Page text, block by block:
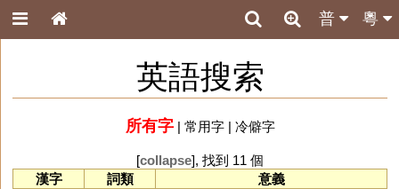
粵
普
英語搜索
所有字| 常用字| 冷僻字
[collapse], 找到 11 個
漢字
詞類 意義